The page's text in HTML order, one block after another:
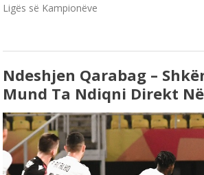
Ligës së Kampionëve
Ndeshjen Qarabag –
Mund Ta Ndiqni Direkt Në